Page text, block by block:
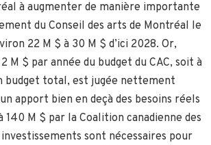
à augmenter de manière importante
du Conseil des arts de Montréal le
22 M $ à 30 M $ d’ici 2028. Or,
M $ par année du budget du CAC, soit à
budget total, est jugée nettement
apport bien en deçà des besoins réels
M $ par la Coalition canadienne des
sont nécessaires pour